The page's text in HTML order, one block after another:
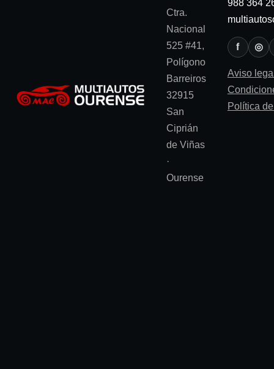
Ctra.
Nacional
525 #41,
Polígono
Barreiros
32915
San
Ciprián
de Viñas
·
Ourense
988 364
f ◎
Aviso
Política